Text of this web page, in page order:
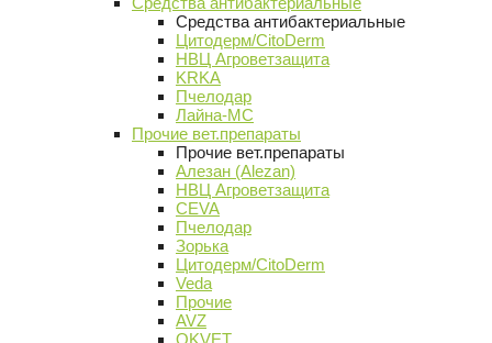
Средства антибактериальные
Цитодерм/CitoDerm
НВЦ Агроветзащита
KRKA
Пчелодар
Лайна-МС
Прочие вет.препараты
Прочие вет.препараты
Алезан (Alezan)
НВЦ Агроветзащита
CEVA
Пчелодар
Зорька
Цитодерм/CitoDerm
Veda
Прочие
AVZ
OKVET